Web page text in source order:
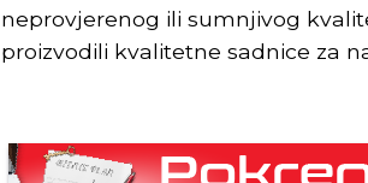
neprovjerenog ili sumnjivog
proizvodili kvalitetne sadnice za